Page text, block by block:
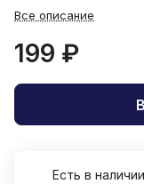
Все описание
199 ₽
Есть в наличии